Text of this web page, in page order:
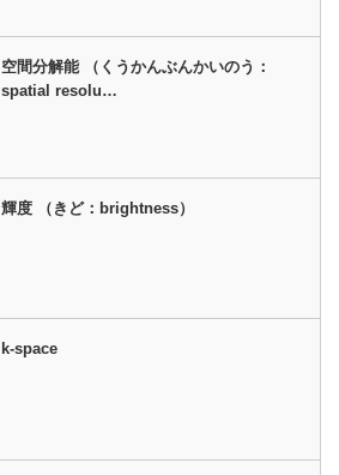
空間分解能 （くうかんぶんかいのう：
spatial resolu…
輝度 （きど：brightness）
k-space